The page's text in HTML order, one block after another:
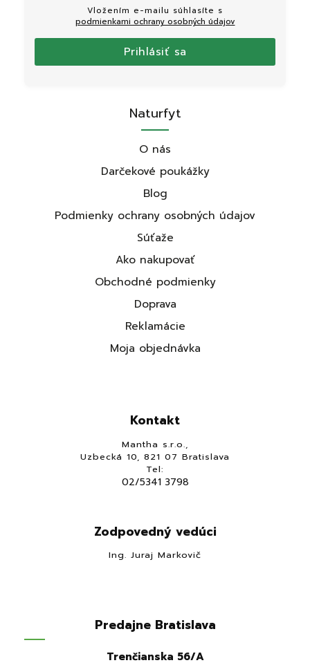
podmienkami ochrany osobných údajov
Prihlásiť sa
Naturfyt
O nás
Darčekové poukážky
Blog
Podmienky ochrany osobných údajov
Súťaže
Ako nakupovať
Obchodné podmienky
Doprava
Reklamácie
Moja objednávka
Kontakt
Mantha s.r.o.,
Uzbecká 10, 821 07 Bratislava
Tel:
02/5341 3798
Zodpovedný vedúci
Ing. Juraj Markovič
Predajne Bratislava
Trenčianska 56/A